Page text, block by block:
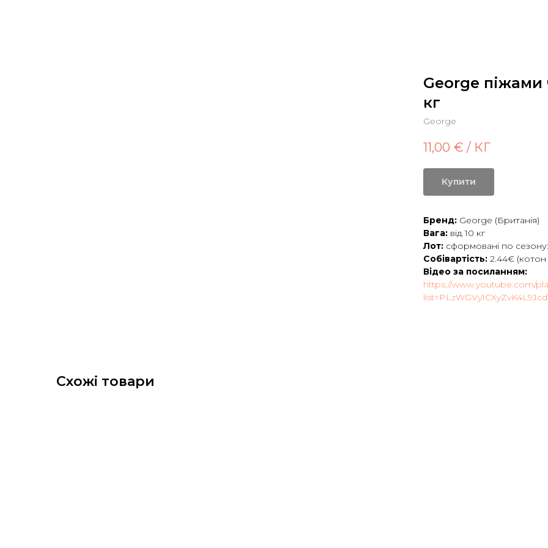
George піжами
кг
George
11,00 € / КГ
Купити
Бренд: George (Британія)
Вага: від 10 кг
Лот: сформовані по
Собівартість: 2.44€ (котон
Відео за посиланням:
https://www.youtube.com/
Схожі товари